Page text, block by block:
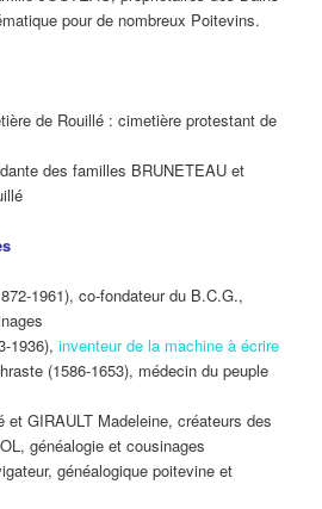
pour de nombreux Poitevins.
de Rouillé : cimetière protestant de
des familles BRUNETEAU et
1961), co-fondateur du B.C.G.,
1936), inventeur de la machine à écrire
(1586-1653), médecin du peuple
et GIRAULT Madeleine, créateurs des
généalogie et cousinages
généalogique poitevine et